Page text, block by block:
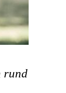
rund